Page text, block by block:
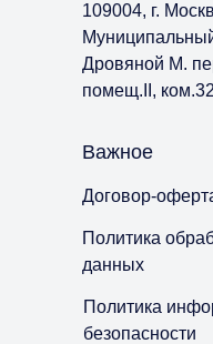
Важное
109004, г.
Дровяной М.
помещ.II, ком.32
Договор-
Политика
данных
Политика
безопасности